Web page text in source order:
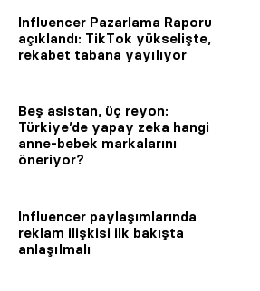
Influencer Pazarlama Raporu
açıklandı: TikTok yükselişte,
rekabet tabana yayılıyor
Beş asistan, üç reyon:
Türkiye’de yapay zeka hangi
anne-bebek markalarını
öneriyor?
Influencer paylaşımlarında
reklam ilişkisi ilk bakışta
anlaşılmalı